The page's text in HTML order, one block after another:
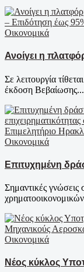
Οικονομικά
Ανοίγει η
Σε λειτουργία
έκδοση Βεβαίωσης...
Οικονομικά
Επιτυχημένη
Σημαντικές
Οικονομικά
Νέος κύκλος